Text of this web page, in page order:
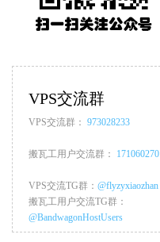
VPS交流群
VPS交流群： 973028233
搬瓦工用户交流群： 171060270
VPS交流TG群： @flyzyxiaozhan
搬瓦工用户交流TG群：
@BandwagonHostUsers